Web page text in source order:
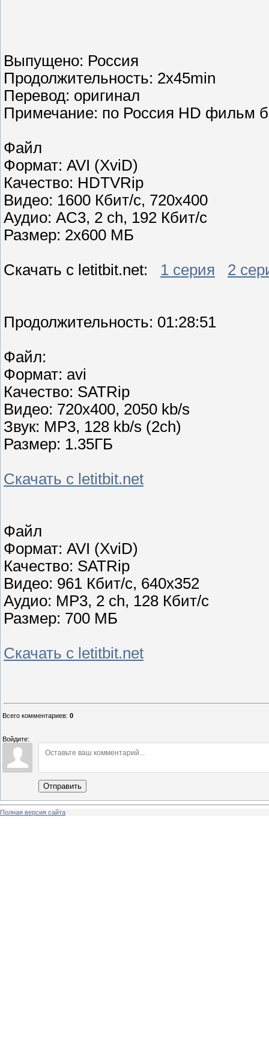
Выпущено: Россия
Продолжительность: 2x45min
Перевод: оригинал
Примечание: по Россия HD фильм
Файл
Формат: AVI (XviD)
Качество: HDTVRip
Видео: 1600 Кбит/с, 720x400
Аудио: AC3, 2 ch, 192 Кбит/с
Размер: 2x600 МБ
Скачать с letitbit.net: 1 серия 2
Продолжительность: 01:28:51
Файл:
Формат: avi
Качество: SATRip
Видео: 720х400, 2050 kb/s
Звук: MP3, 128 kb/s (2ch)
Размер: 1.35ГБ
Скачать с letitbit.net
Файл
Формат: AVI (XviD)
Качество: SATRip
Видео: 961 Кбит/с, 640x352
Аудио: MP3, 2 ch, 128 Кбит/с
Размер: 700 МБ
Скачать с letitbit.net
Всего комментариев: 0
Войдите:
Отправить
Полная версия сайта